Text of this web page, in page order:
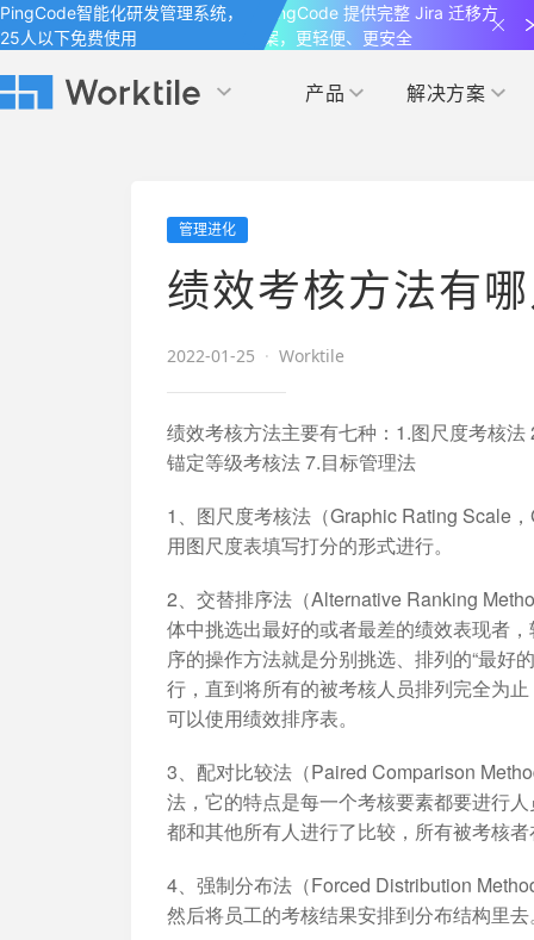
PingCode智能化研发管理系统，
25人以下免费使用
PingCode 提供完整 Jira 迁移方
案，更轻便、更安全
产品
以项目化的方式管理企业任务 国内率先覆盖 OKR
专注于工作场景的即时通讯工具
Worktile 旗下智能化研发管理工具 解决方案
IT研发与运维
人事行政
Worktile 旗下智能化研发管理工具
全面了解 Worktile 的使用方法和技巧
地 OKR、敏捷研发等先进理念
加入开放平台，打造更好的开放平台
发现最新的产品
解洞察
生态联盟计划
与 Worktile 联合
Worktile 旗下智能化研发管理工具
管理进化
绩效考核方法有
2022-01-25 · Worktile
绩效考核方法主要有七种：1.图尺度考核
锚定等级考核法 7.目标管理法
1、图尺度考核法（Graphic Rating Scale
用图尺度表填写打分的形式进行。
2、交替排序法（Alternative Ranking
体中挑选出最好的或者最差的绩效表现者
序的操作方法就是分别挑选、排列的“最好
行，直到将所有的被考核人员排列完全为
可以使用绩效排序表。
3、配对比较法（Paired Comparison
法，它的特点是每一个考核要素都要进行
都和其他所有人进行了比较，所有被考核
4、强制分布法（Forced Distribution
然后将员工的考核结果安排到分布结构里去